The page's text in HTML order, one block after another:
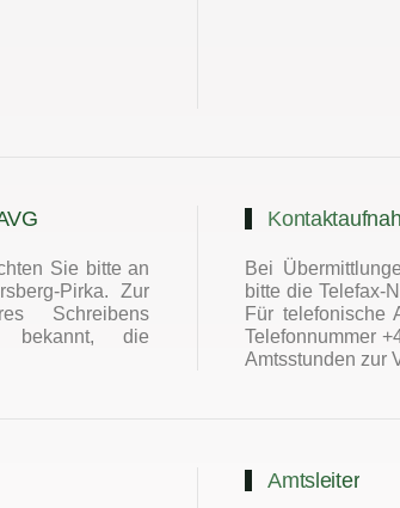
Sie bitte an
Pirka. Zur
Schreibens
die
Bei
bitte die Telefax-
Für telefonische
Telefonnummer
Amtsstunden zur
Amtsleiter